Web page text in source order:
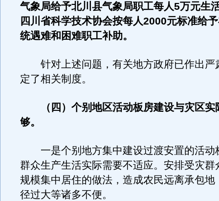
气象局给予北川县气象局职工每人5万元生
四川省科学技术协会按每人2000元标准给
统遇难和困难职工补助。
针对上述问题，有关地方政府已作出严
定了相关制度。
（四）个别地区活动板房建设与灾区实
够。
一是个别地方集中建设过渡安置的活动
群众生产生活实际需要不适应。安排受灾群
规模集中居住的做法，造成农民远离承包地
径过大等诸多不便。